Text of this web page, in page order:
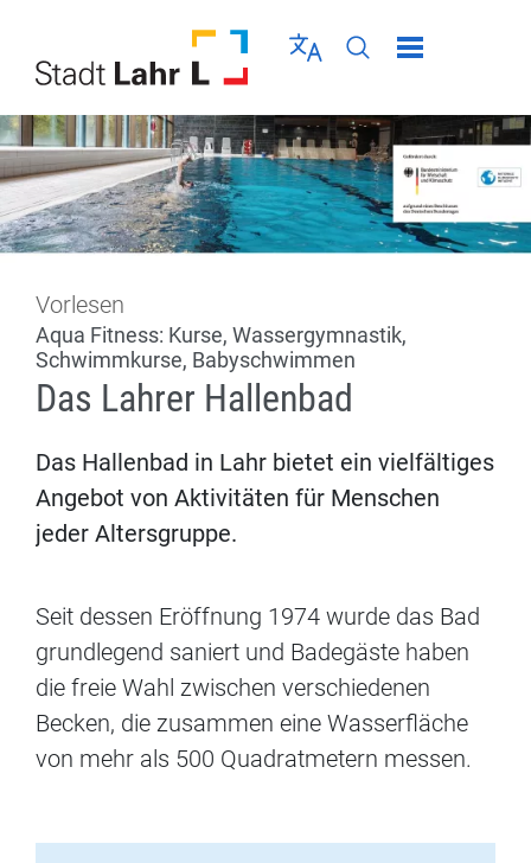
Sprache wählen
Seiten-Suche
Menü schließen
Vorlesen
Aqua Fitness: Kurse, Wassergymnastik,
Schwimmkurse, Babyschwimmen
Das Lahrer Hallenbad
Das Hallenbad in Lahr bietet ein vielfältiges
Angebot von Aktivitäten für Menschen
jeder Altersgruppe.
Seit dessen Eröffnung 1974 wurde das Bad
grundlegend saniert und Badegäste haben
die freie Wahl zwischen verschiedenen
Becken, die zusammen eine Wasserfläche
von mehr als 500 Quadratmetern messen.